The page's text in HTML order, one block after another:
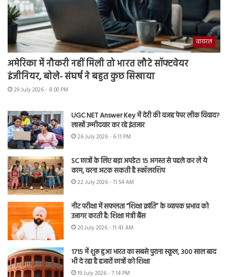
वायरल
अमेरिका में नौकरी नहीं मिली तो भारत लौटे सॉफ्टवेयर
इंजीनियर, बोले- संघर्ष ने बहुत कुछ सिखाया
29 July 2026 - 8:00 PM
UGC NET Answer Key में देरी की वजह पेपर लीक विवाद?
लाखों उम्मीदवार कर रहे इंतजार
26 July 2026 - 6:11 PM
SC छात्रों के लिए बड़ा अपडेट! 15 अगस्त से पहले कर लें ये
काम, वरना अटक सकती है स्कॉलरशिप
22 July 2026 - 11:54 AM
नीट परीक्षा में सफलता “शिक्षा क्रांति” के व्यापक प्रभाव को
उजागर करती है: शिक्षा मंत्री बैंस
20 July 2026 - 11:43 AM
1715 में शुरू हुआ भारत का सबसे पुराना स्कूल, 300 साल बाद
भी दे रहा है हजारों छात्रों को शिक्षा
19 July 2026 - 7:14 PM